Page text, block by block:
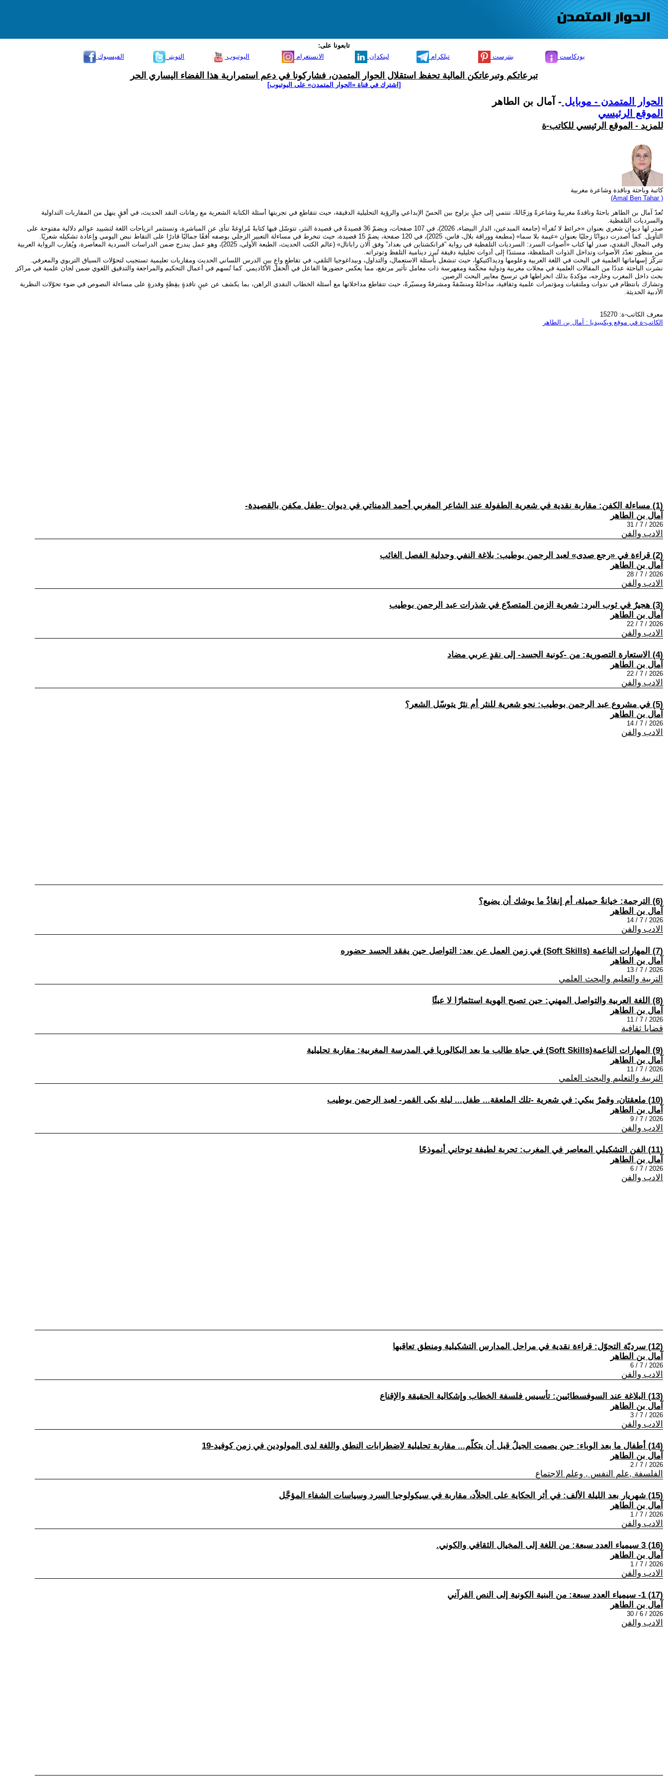
تابعونا على:
الفيسبوك
التويتر اليوتيوب الانستغرام لينكدإن تيلكرام بنترست بودكاست
تبرعاتكم وتبرعاتكن المالية تحفظ استقلال الحوار المتمدن، فشاركونا في دعم استمرارية هذا الفضاء اليساري الحر
[اشترك في قناة ‫«الحوار المتمدن» على اليوتيوب]
الحوار المتمدن - موبايل - آمال بن الطاهر
الموقع الرئيسي
للمزيد - الموقع الرئيسي للكاتب-ة
كاتبة وباحثة وناقدة وشاعرة مغربية
(Amal Ben Tahar )
تُعدّ آمال بن الطاهر باحثةً وناقدةً مغربيةً وشاعرةً وزجّالةً، تنتمي إلى جيلٍ يزاوج بين الحسّ الإبداعي والرؤية التحليلية الدقيقة، حيث تتقاطع في تجربتها أسئلة الكتابة الشعرية مع رهانات النقد الحديث، في أفقٍ ينهل من المقاربات التداولية
والسرديات التلفظية.
صدر لها ديوان شعري بعنوان «خرائط لا تُقرأ» (جامعة المبدعين، الدار البيضاء، 2026)، في 107 صفحات، ويضمّ 36 قصيدةً في قصيدة النثر، تتوسّل فيها كتابةً مُراوِغةً تنأى عن المباشرة، وتستثمر انزياحات اللغة لتشييد عوالم دلالية مفتوحة على
التأويل. كما أصدرت ديوانًا زجليًا بعنوان «غيمة بلا سما» (مطبعة ووراقة بلال، فاس، 2025)، في 120 صفحة، يضمّ 15 قصيدة، حيث تنخرط في مساءلة التعبير الزجلي بوصفه أفقًا جماليًا قادرًا على التقاط نبض اليومي وإعادة تشكيله شعريًا.
وفي المجال النقدي، صدر لها كتاب «أصوات السرد: السرديات التلفظية في رواية “فرانكشتاين في بغداد” وفق آلان راباتال» (عالم الكتب الحديث، الطبعة الأولى، 2025)، وهو عمل يندرج ضمن الدراسات السردية المعاصرة، ويُقارب الرواية العربية
من منظور تعدّد الأصوات وتداخل الذوات المتلفظة، مستندًا إلى أدوات تحليلية دقيقة تُبرز دينامية التلفظ وتوتراته.
تتركّز إسهاماتها العلمية في البحث في اللغة العربية وعلومها وديداكتيكها، حيث تنشغل بأسئلة الاستعمال، والتداول، وبيداغوجيا التلقي، في تقاطعٍ واعٍ بين الدرس اللساني الحديث ومقاربات تعليمية تستجيب لتحوّلات السياق التربوي والمعرفي.
نشرت الباحثة عددًا من المقالات العلمية في مجلات مغربية ودولية محكّمة ومفهرسة ذات معامل تأثير مرتفع، مما يعكس حضورها الفاعل في الحقل الأكاديمي. كما تُسهم في أعمال التحكيم والمراجعة والتدقيق اللغوي ضمن لجان علمية في مراكز
بحث داخل المغرب وخارجه، مؤكدةً بذلك انخراطها في ترسيخ معايير البحث الرصين.
وتشارك بانتظام في ندوات وملتقيات ومؤتمرات علمية وثقافية، مداخلةً ومنسّقةً ومشرفةً ومسيّرةً، حيث تتقاطع مداخلاتها مع أسئلة الخطاب النقدي الراهن، بما يكشف عن عينٍ ناقدةٍ يقِظةٍ وقدرةٍ على مساءلة النصوص في ضوء تحوّلات النظرية
الأدبية الحديثة.
معرف الكاتب-ة: 15270
الكاتب-ة في موقع ويكيبيديا : آمال بن الطاهر
(1) مساءلة الكفن: مقاربة نقدية في شعرية الطفولة عند الشاعر المغربي أحمد الدمناتي في ديوان -طفل مكفن بالقصيدة-
آمال بن الطاهر
2026 / 7 / 31
الادب والفن
(2) قراءة في «رجع صدى» لعبد الرحمن بوطيب: بلاغة النفي وجدلية الفصل الغائب
آمال بن الطاهر
2026 / 7 / 28
الادب والفن
(3) هجيرٌ في ثوب البرد: شعرية الزمن المتصدّع في شذرات عبد الرحمن بوطيب
آمال بن الطاهر
2026 / 7 / 22
الادب والفن
(4) الاستعارة التصورية: من -كونية الجسد- إلى نقدٍ عربي مضاد
آمال بن الطاهر
2026 / 7 / 22
الادب والفن
(5) في مشروع عبد الرحمن بوطيب: نحو شعرية للنثر أم نثرٌ يتوسّل الشعر؟
آمال بن الطاهر
2026 / 7 / 14
الادب والفن
(6) الترجمة: خيانةٌ جميلة، أم إنقاذُ ما يوشك أن يضيع؟
آمال بن الطاهر
2026 / 7 / 14
الادب والفن
(7) المهارات الناعمة (Soft Skills) في زمن العمل عن بعد: التواصل حين يفقد الجسد حضوره
آمال بن الطاهر
2026 / 7 / 13
التربية والتعليم والبحث العلمي
(8) اللغة العربية والتواصل المهني: حين تصبح الهوية استثمارًا لا عبئًا
آمال بن الطاهر
2026 / 7 / 11
قضايا ثقافية
(9) المهارات الناعمة(Soft Skills) في حياة طالب ما بعد البكالوريا في المدرسة المغربية: مقاربة تحليلية
آمال بن الطاهر
2026 / 7 / 11
التربية والتعليم والبحث العلمي
(10) ملعقتان، وقمرٌ يبكي: في شعرية -تلك الملعقة... طفل... ليلة بكى القمر- لعبد الرحمن بوطيب
آمال بن الطاهر
2026 / 7 / 9
الادب والفن
(11) الفن التشكيلي المعاصر في المغرب: تجربة لطيفة توجاني أنموذجًا
آمال بن الطاهر
2026 / 7 / 6
الادب والفن
(12) سرديّة التحوّل: قراءة نقدية في مراحل المدارس التشكيلية ومنطق تعاقبها
آمال بن الطاهر
2026 / 7 / 6
الادب والفن
(13) البلاغة عند السوفسطائيين: تأسيس فلسفة الخطاب وإشكالية الحقيقة والإقناع
آمال بن الطاهر
2026 / 7 / 3
الادب والفن
(14) أطفال ما بعد الوباء: حين يصمت الجيلُ قبل أن يتكلّم... مقاربة تحليلية لاضطرابات النطق واللغة لدى المولودين في زمن كوفيد-19
آمال بن الطاهر
2026 / 7 / 2
الفلسفة ,علم النفس , وعلم الاجتماع
(15) شهريار بعد الليلة الألف: في أثر الحكاية على الجلاّد، مقاربة في سيكولوجيا السرد وسياسات الشفاء المؤجَّل
آمال بن الطاهر
2026 / 7 / 1
الادب والفن
(16) 3 سيمياء العدد سبعة: من اللغة إلى المخيال الثقافي والكوني.
آمال بن الطاهر
2026 / 7 / 1
الادب والفن
(17) 1- سيمياء العدد سبعة: من البنية الكونية إلى النص القرآني
آمال بن الطاهر
2026 / 6 / 30
الادب والفن